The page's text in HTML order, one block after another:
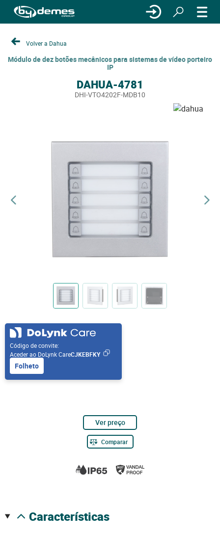
Volver a Dahua
Módulo de dez botões mecânicos para sistemas de vídeo porteiro
IP
DAHUA-4781
DHI-VTO4202F-MDB10
Código de convite:
Aceder ao DoLynk CareCJKEBFKY
Folheto
Ver preço
Comparar
características